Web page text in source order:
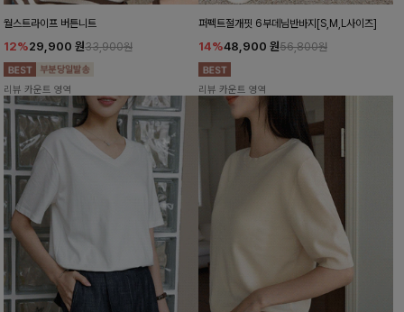
월스트라이프 버튼니트
12%29,900 원33,900원
리뷰 카운트 영역
퍼펙트절개핏 6부데님반바지[S,M,L사이즈]
14%48,900 원56,800원
리뷰 카운트 영역